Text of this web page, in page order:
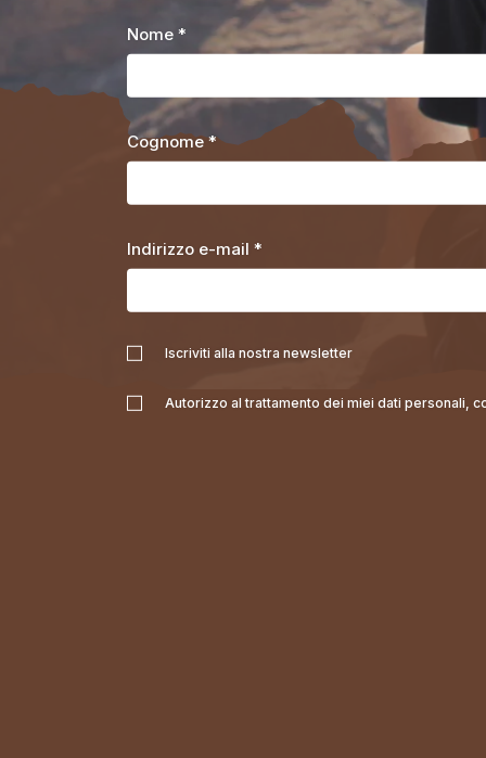
Nome *
Cognome *
Indirizzo e-mail *
Iscriviti alla nostra newsletter
Autorizzo al trattamento dei miei dati personali,